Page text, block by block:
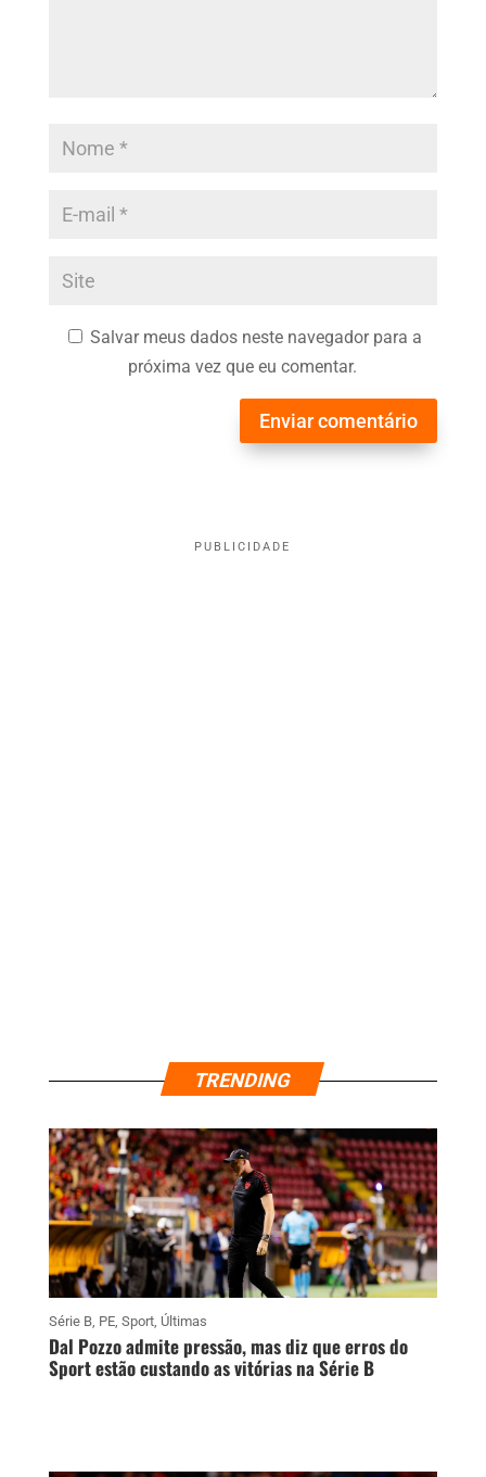
Salvar meus dados neste navegador para a
próxima vez que eu comentar.
Enviar comentário
PUBLICIDADE
TRENDING
Série B, PE, Sport, Últimas
Dal Pozzo admite pressão, mas diz que erros do
Sport estão custando as vitórias na Série B